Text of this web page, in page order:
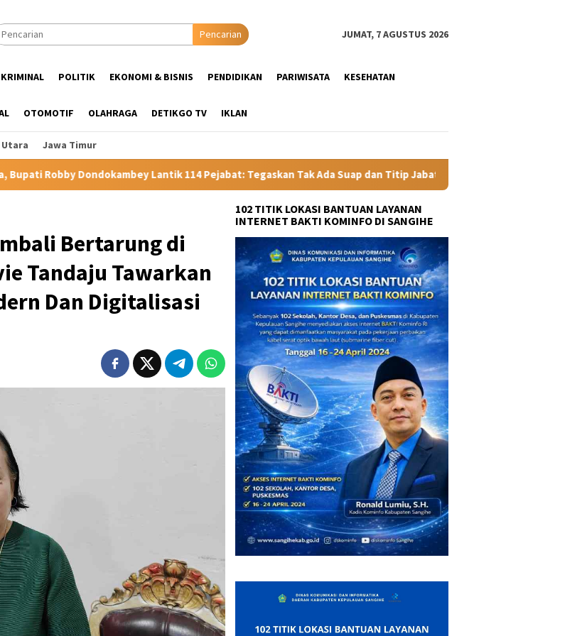
Pencarian JUMAT, 7 AGUSTUS 2026
POLITIK EKONOMI & BISNIS PENDIDIKAN PARIWISATA KESEHATAN
OTOMOTIF OLAHRAGA DETIKGO TV IKLAN
Utara Jawa Timur
Lantik 114 Pejabat: Tegaskan Tak Ada Suap dan Titip Jabatan Gubernur YSK Rotasi Tiga Pejabat Eselon II
Bertarung di
Tandaju Tawarkan
Dan Digitalisasi
102 TITIK LOKASI BANTUAN LAYANAN
INTERNET BAKTI KOMINFO DI SANGIHE